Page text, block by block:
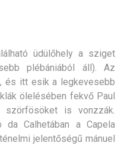
üdülőhely a sziget
plébániából áll). Az
és itt esik a legkevesebb
ölelésében fekvő Paul
is vonzzák.
da Calhetában a Capela
jelentőségű mánuel